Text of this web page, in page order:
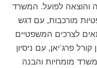
והוצאה לפועל. המשרד
מורכבות, עם דגש
לצרכים המשפטיים
פרג'יאן, עם ניסיון
למשרד מומחיות והבנה